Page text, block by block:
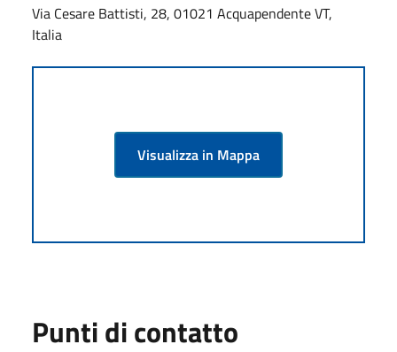
Via Cesare Battisti, 28, 01021 Acquapendente VT,
Italia
Visualizza in Mappa
Punti di contatto